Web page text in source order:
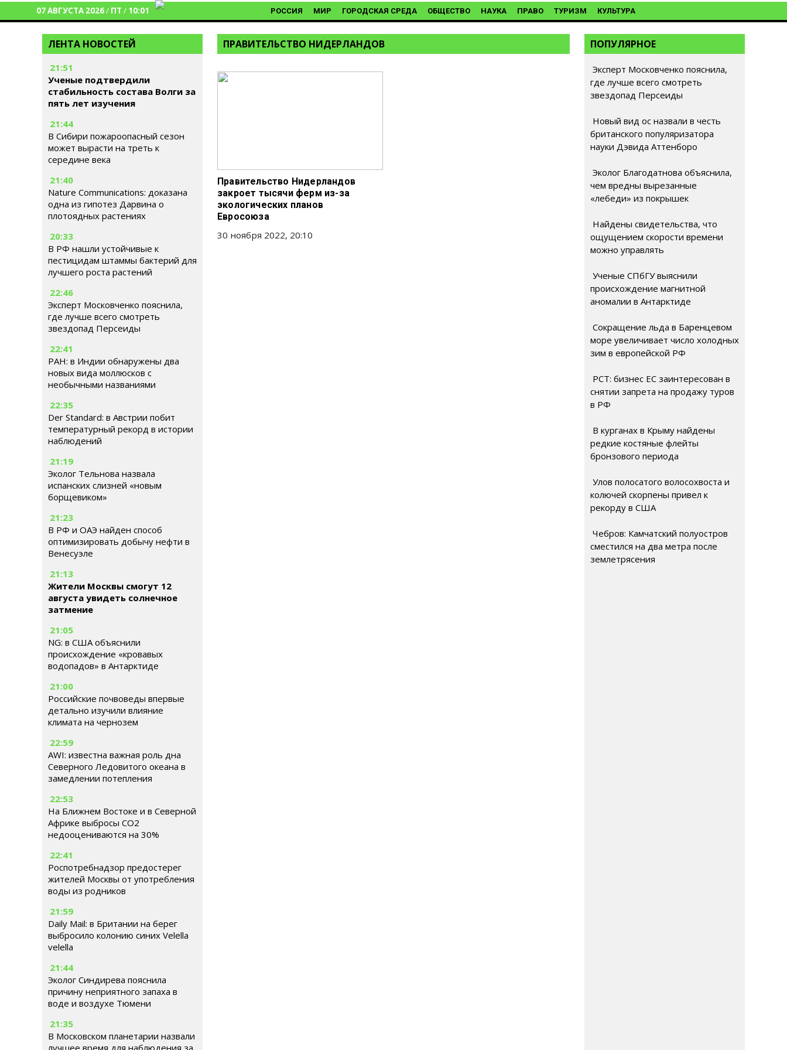
07 АВГУСТА 2026/ ПТ / 10:01 РОССИЯ МИР ГОРОДСКАЯ СРЕДА ОБЩЕСТВО НАУКА ПРАВО ТУРИЗМ КУЛЬТУРА
ЛЕНТА НОВОСТЕЙ
21:51
Ученые подтвердили
стабильность состава Волги за
пять лет изучения
21:44
В Сибири пожароопасный сезон
может вырасти на треть к
середине века
21:40
Nature Communications: доказана
одна из гипотез Дарвина о
плотоядных растениях
20:33
В РФ нашли устойчивые к
пестицидам штаммы бактерий для
лучшего роста растений
22:46
Эксперт Московченко пояснила,
где лучше всего смотреть
звездопад Персеиды
22:41
РАН: в Индии обнаружены два
новых вида моллюсков с
необычными названиями
22:35
Der Standard: в Австрии побит
температурный рекорд в истории
наблюдений
21:19
Эколог Тельнова назвала
испанских слизней «новым
борщевиком»
21:23
В РФ и ОАЭ найден способ
оптимизировать добычу нефти в
Венесуэле
21:13
Жители Москвы смогут 12
августа увидеть солнечное
затмение
21:05
NG: в США объяснили
происхождение «кровавых
водопадов» в Антарктиде
21:00
Российские почвоведы впервые
детально изучили влияние
климата на чернозем
22:59
AWI: известна важная роль дна
Северного Ледовитого океана в
замедлении потепления
22:53
На Ближнем Востоке и в Северной
Африке выбросы CO2
недооцениваются на 30%
22:41
Роспотребнадзор предостерег
жителей Москвы от употребления
воды из родников
21:59
Daily Mail: в Британии на берег
выбросило колонию синих Velella
velella
21:44
Эколог Синдирева пояснила
причину неприятного запаха в
воде и воздухе Тюмени
21:35
В Московском планетарии назвали
лучшее время для наблюдения за
ПРАВИТЕЛЬСТВО НИДЕРЛАНДОВ
Правительство Нидерландов
закроет тысячи ферм из-за
экологических планов
Евросоюза
30 ноября 2022, 20:10
ПОПУЛЯРНОЕ
Эксперт Московченко пояснила,
где лучше всего смотреть
звездопад Персеиды
Новый вид ос назвали в честь
британского популяризатора
науки Дэвида Аттенборо
Эколог Благодатнова объяснила,
чем вредны вырезанные
«лебеди» из покрышек
Найдены свидетельства, что
ощущением скорости времени
можно управлять
Ученые СПбГУ выяснили
происхождение магнитной
аномалии в Антарктиде
Сокращение льда в Баренцевом
море увеличивает число холодных
зим в европейской РФ
РСТ: бизнес ЕС заинтересован в
снятии запрета на продажу туров
в РФ
В курганах в Крыму найдены
редкие костяные флейты
бронзового периода
Улов полосатого волосохвоста и
колючей скорпены привел к
рекорду в США
Чебров: Камчатский полуостров
сместился на два метра после
землетрясения